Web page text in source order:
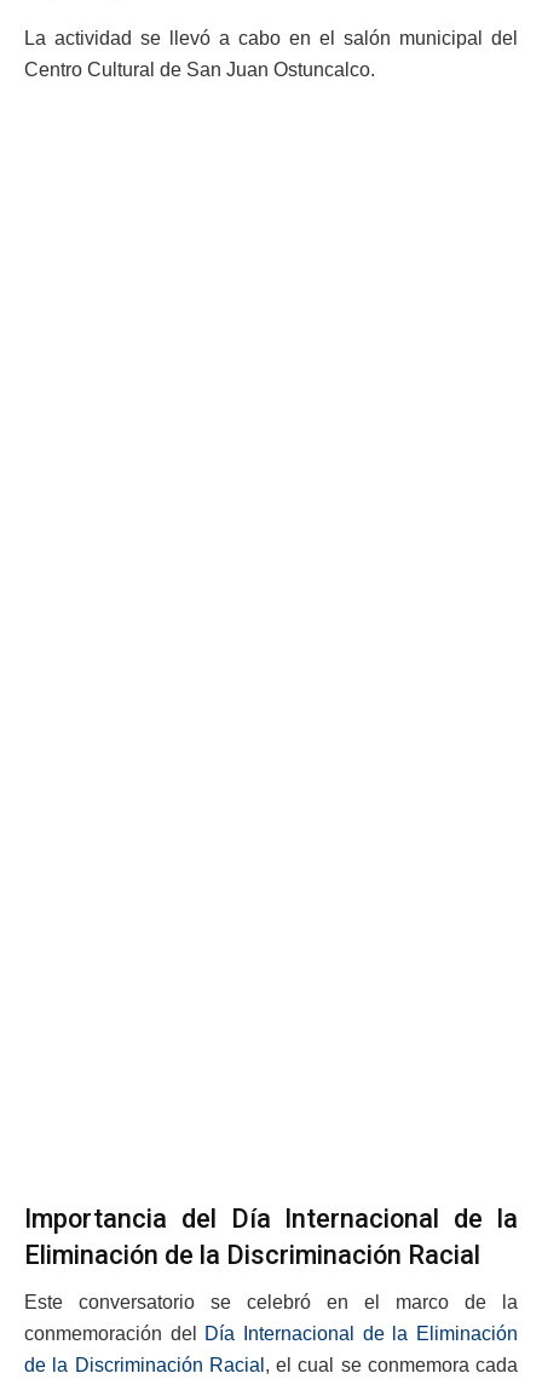
La actividad se llevó a cabo en el salón municipal del
Centro Cultural de San Juan Ostuncalco.
Importancia del Día Internacional de la
Eliminación de la Discriminación Racial
Este conversatorio se celebró en el marco de la
conmemoración del Día Internacional de la Eliminación
de la Discriminación Racial , el cual se conmemora cada